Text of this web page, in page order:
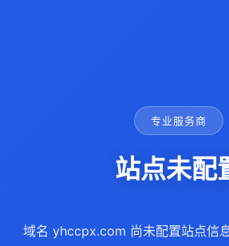
专业服务商
站点未配
域名 yhccpx.com 尚未配置站点信